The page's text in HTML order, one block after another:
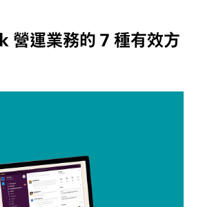
營運業務的 7 種有效方